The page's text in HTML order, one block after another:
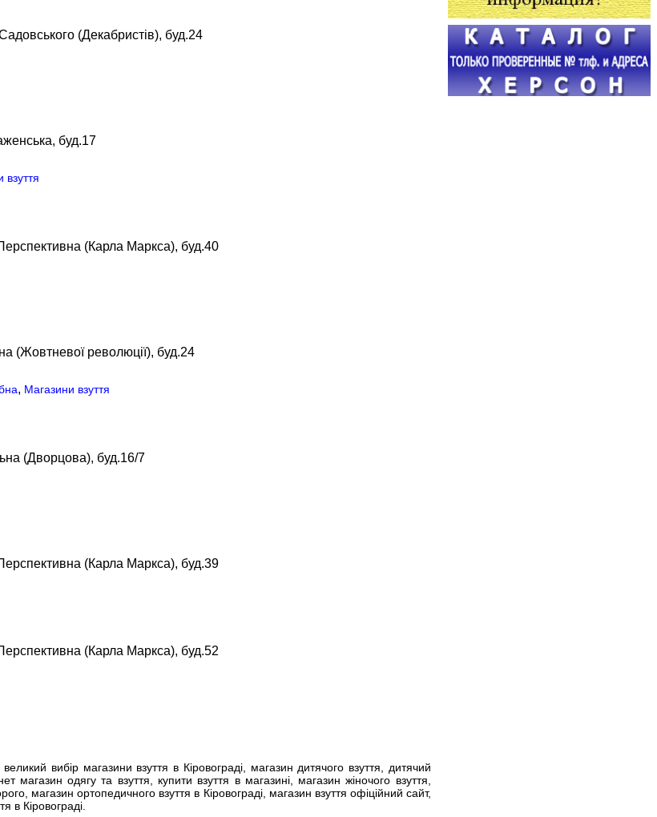
(Декабристів), буд.24
буд.17
взуття
(Карла Маркса), буд.40
(Жовтневої революції), буд.24
, Магазини взуття
(Дворцова), буд.16/7
(Карла Маркса), буд.39
(Карла Маркса), буд.52
вибір магазини взуття в Кіровограді, магазин дитячого взуття, дитячий
магазин одягу та взуття, купити взуття в магазині, магазин жіночого взуття,
магазин ортопедичного взуття в Кіровограді, магазин взуття офіційний сайт,
в Кіровограді.